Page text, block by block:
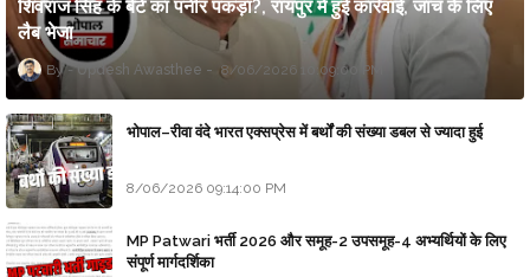
शिवराज सिंह के बेटे का पनीर पकड़ा?, रायपुर में हुई कार्रवाई, जांच के लिए
लैब भेजा
Updesh Awasthee 8/06/2026 10:09:00 PM
भोपाल–रीवा वंदे भारत एक्सप्रेस में बर्थों की संख्या डबल से ज्यादा हुई
8/06/2026 09:14:00 PM
MP Patwari भर्ती 2026 और समूह-2 उपसमूह-4 अभ्यर्थियों के लिए
संपूर्ण मार्गदर्शिका